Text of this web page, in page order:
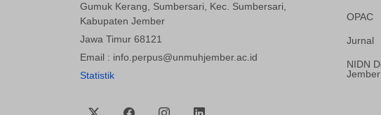
Gumuk Kerang, Sumbersari, Kec. Sumbersari,
Kabupaten Jember
Jawa Timur 68121
Email : info.perpus@unmuhjember.ac.id
Statistik
OPAC
Jurnal
NIDN
Jember